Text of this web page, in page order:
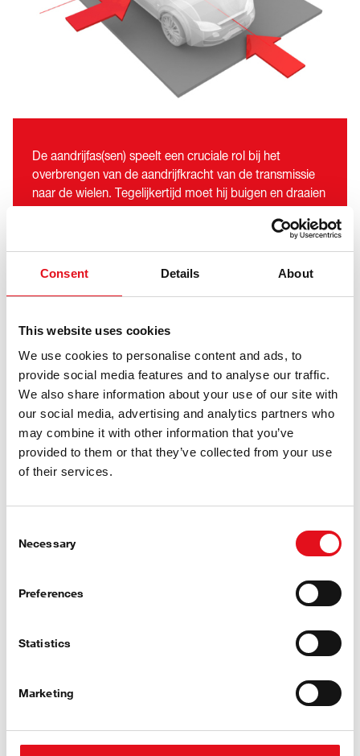
Consent Details About
This website uses cookies
We use cookies to personalise content and ads, to
provide social media features and to analyse our traffic.
We also share information about your use of our site with
our social media, advertising and analytics partners who
may combine it with other information that you’ve
provided to them or that they’ve collected from your use
of their services.
Selection
Necessary
Preferences
Statistics
Marketing
De aandrijfas(sen) speelt een cruciale rol bij het
overbrengen van de aandrijfkracht van de transmissie
naar de wielen. Tegelijkertijd moet hij buigen en draaien
een lage rotatieweerstand mogelijk is en axiale en
radiale krachten worden overgedragen op de
aangedreven en gestuurde wielen.
febi-aandrijfassen worden vervaardigd en ontworpen
voldoen aan de specificaties van de oorspronkelijke
fabrikant voor pasvorm, vorm en functie of deze zelfs
overtreffen.
Vervanging door een nieuwe aandrijfas van febi verkort
de tijd dat een voertuig in de werkplaats is. Waardoor
de reparatie minder duur is, vlotter verloopt en het
ongemak van de klant wordt verminderd.
febi Wiellagersets & Naven
Alle voordelen op een rij
ontworpen, gespecificeerd en geproduceerd als